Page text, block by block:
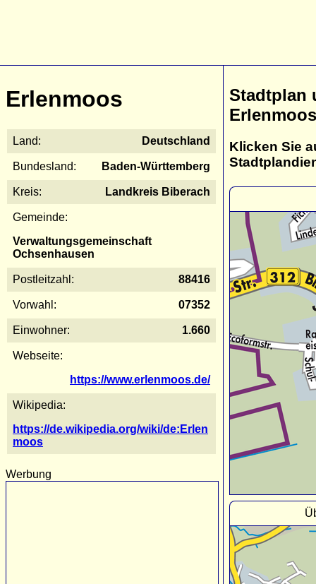
Erlenmoos
Land: Deutschland
Bundesland: Baden-Württemberg
Kreis: Landkreis Biberach
Gemeinde:
Verwaltungsgemeinschaft
Ochsenhausen
Postleitzahl: 88416
Vorwahl: 07352
Einwohner: 1.660
Webseite:
https://www.erlenmoos.de/
Wikipedia:
https://de.wikipedia.org/wiki/de:Erlen
moos
Werbung
Stadtplan
Erlenmoos
Klicken Sie